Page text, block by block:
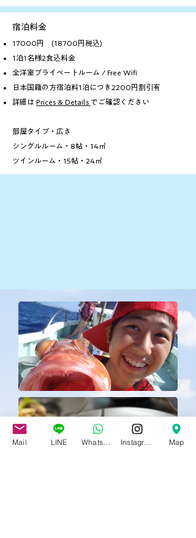
宿泊料金
17000円
​ (18700円税込)
1泊1名様2食込料金
全洋室プライベートルーム / Free Wifi
日本国籍の方宿泊料1泊につき2200円割引有
​詳細は Prices & Details でご確認ください
​部屋タイプ・広さ
シングルルーム・8帖・14㎡
ツインルーム・15帖・24㎡
Mail LINE Map